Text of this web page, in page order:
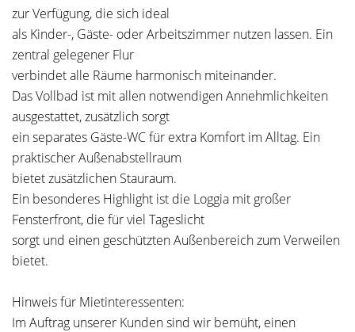
zur Verfügung, die sich ideal
als Kinder-, Gäste- oder Arbeitszimmer nutzen lassen. Ein
zentral gelegener Flur
verbindet alle Räume harmonisch miteinander.
Das Vollbad ist mit allen notwendigen Annehmlichkeiten
ausgestattet, zusätzlich sorgt
ein separates Gäste-WC für extra Komfort im Alltag. Ein
praktischer Außenabstellraum
bietet zusätzlichen Stauraum.
Ein besonderes Highlight ist die Loggia mit großer
Fensterfront, die für viel Tageslicht
sorgt und einen geschützten Außenbereich zum Verweilen
bietet.
Hinweis für Mietinteressenten:
Im Auftrag unserer Kunden sind wir bemüht, einen